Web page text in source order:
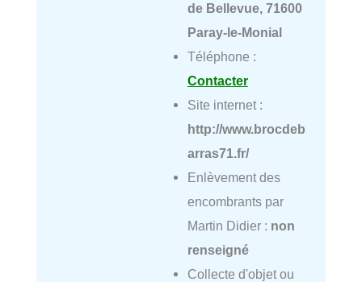
de Bellevue, 71600
Paray-le-Monial
Téléphone :
Contacter
Site internet :
http://www.brocdeb
arras71.fr/
Enlèvement des
encombrants par
Martin Didier : non
renseigné
Collecte d'objet ou